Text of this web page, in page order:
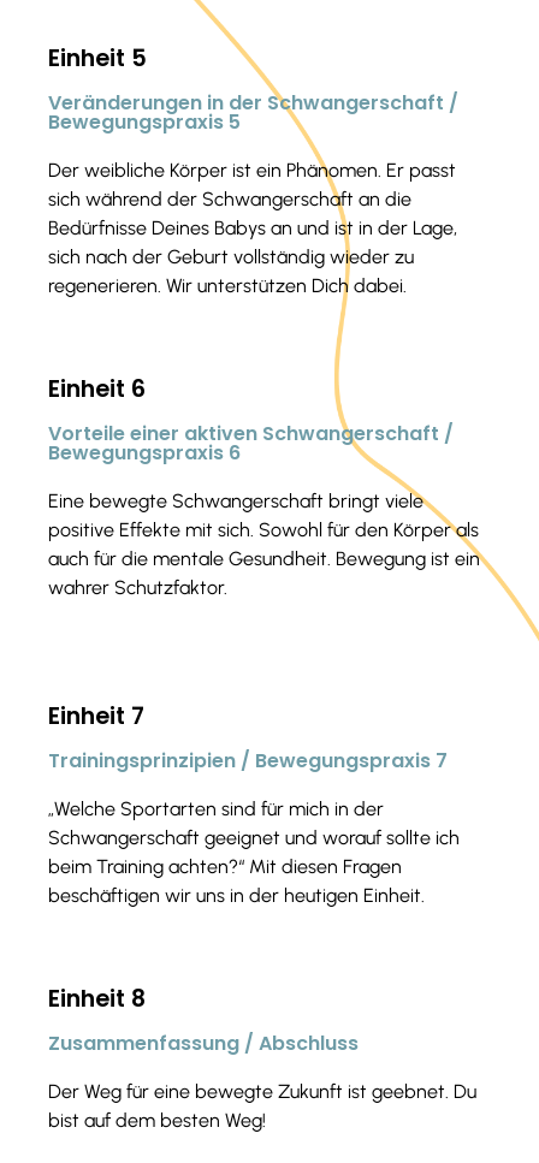
Einheit 5
Veränderungen in der Schwangerschaft /
Bewegungspraxis 5
Der weibliche Körper ist ein Phänomen. Er passt
sich während der Schwangerschaft an die
Bedürfnisse Deines Babys an und ist in der Lage,
sich nach der Geburt vollständig wieder zu
regenerieren. Wir unterstützen Dich dabei.
Einheit 6
Vorteile einer aktiven Schwangerschaft /
Bewegungspraxis 6
Eine bewegte Schwangerschaft bringt viele
positive Effekte mit sich. Sowohl für den Körper als
auch für die mentale Gesundheit. Bewegung ist ein
wahrer Schutzfaktor.
Einheit 7
Trainingsprinzipien / Bewegungspraxis 7
„Welche Sportarten sind für mich in der
Schwangerschaft geeignet und worauf sollte ich
beim Training achten?“ Mit diesen Fragen
beschäftigen wir uns in der heutigen Einheit.
Einheit 8
Zusammenfassung / Abschluss
Der Weg für eine bewegte Zukunft ist geebnet. Du
bist auf dem besten Weg!